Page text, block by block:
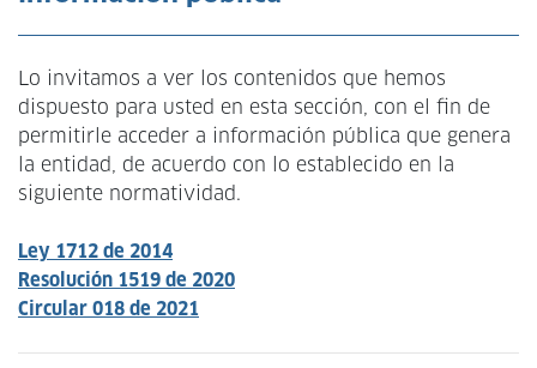
a
navegación
Lo invitamos a ver los contenidos que hemos
dispuesto para usted en esta sección, con el fin de
permitirle acceder a información pública que genera
la entidad, de acuerdo con lo establecido en la
siguiente normatividad.
Ley 1712 de 2014
Resolución 1519 de 2020
Circular 018 de 2021